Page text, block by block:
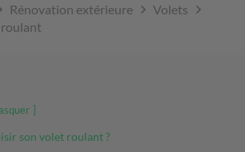
Rénovation extérieure
Volets
son volet roulant ?